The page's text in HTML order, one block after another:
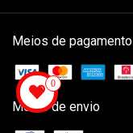
Meios de pagamento
Meios de envio
0